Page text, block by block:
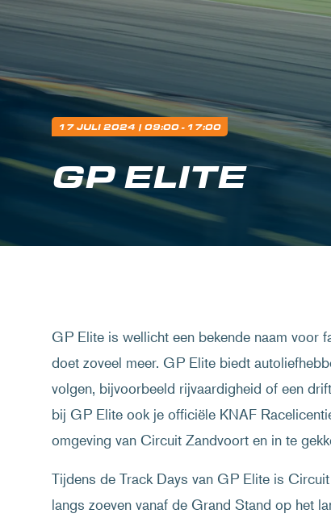
17 JULI 2024 | 09:00 - 17:00
GP ELITE
GP Elite is wellicht een bekende naam voor
doet zoveel meer. GP Elite biedt
volgen, bijvoorbeeld rijvaardigheid of een
bij GP Elite ook je officiële KNAF
omgeving van Circuit Zandvoort en in te
Tijdens de Track Days van GP Elite is
langs zoeven vanaf de Grand Stand op het